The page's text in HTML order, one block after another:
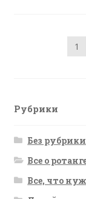
1
Рубрики
Без рубрики
Все о
Все, что